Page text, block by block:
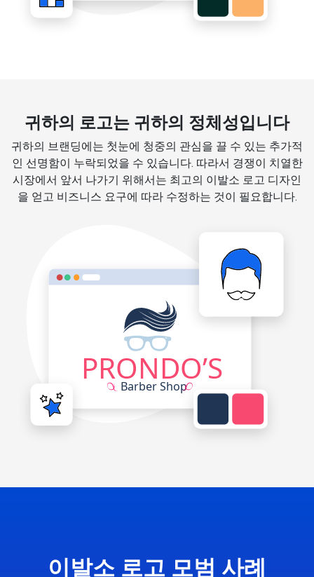
귀하의 로고는 귀하의 정체성입니다
귀하의 브랜딩에는 첫눈에 청중의 관심을 끌 수 있는 추가적
인 선명함이 누락되었을 수 있습니다. 따라서 경쟁이 치열한
시장에서 앞서 나가기 위해서는 최고의 이발소 로고 디자인
을 얻고 비즈니스 요구에 따라 수정하는 것이 필요합니다.
이발소 로고 모범 사례